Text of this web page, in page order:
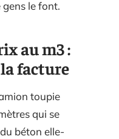
gens le font.
au m3 :
facture
toupie
qui se
béton elle-